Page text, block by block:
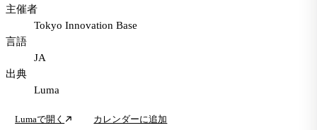
主催者
Tokyo Innovation Base
言語
JA
出典
Luma
Lumaで開く カレンダーに追加